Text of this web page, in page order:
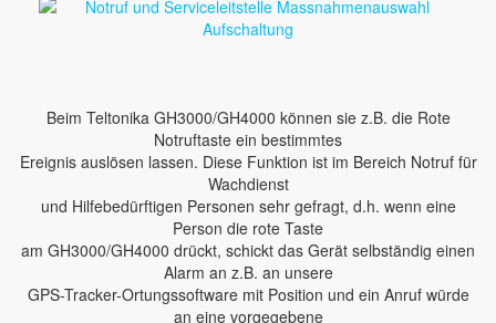
Beim Teltonika GH3000/GH4000 können sie z.B. die Rote
Notruftaste ein bestimmtes
Ereignis auslösen lassen. Diese Funktion ist im Bereich Notruf für
Wachdienst
und Hilfebedürftigen Personen sehr gefragt, d.h. wenn eine
Person die rote Taste
am GH3000/GH4000 drückt, schickt das Gerät selbständig einen
Alarm an z.B. an unsere
GPS-Tracker-Ortungssoftware mit Position und ein Anruf würde
an eine vorgegebene